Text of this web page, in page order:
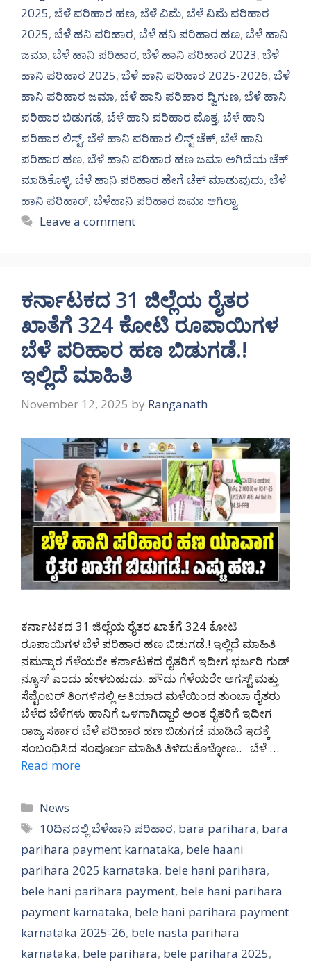
2025, ಬೆಳೆ ಪರಿಹಾರ ಹಣ, ಬೆಳೆ ವಿಮೆ, ಬೆಳೆ ವಿಮೆ ಪರಿಹಾರ
2025, ಬೆಳೆ ಹನಿ ಪರಿಹಾರ, ಬೆಳೆ ಹನಿ ಪರಿಹಾರ ಹಣ, ಬೆಳೆ ಹಾನಿ
ಜಮಾ, ಬೆಳೆ ಹಾನಿ ಪರಿಹಾರ, ಬೆಳೆ ಹಾನಿ ಪರಿಹಾರ 2023, ಬೆಳೆ
ಹಾನಿ ಪರಿಹಾರ 2025, ಬೆಳೆ ಹಾನಿ ಪರಿಹಾರ 2025-2026, ಬೆಳೆ
ಹಾನಿ ಪರಿಹಾರ ಜಮಾ, ಬೆಳೆ ಹಾನಿ ಪರಿಹಾರ ದ್ವಿಗುಣ, ಬೆಳೆ ಹಾನಿ
ಪರಿಹಾರ ಬಿಡುಗಡೆ, ಬೆಳೆ ಹಾನಿ ಪರಿಹಾರ ಮೊತ್ತ, ಬೆಳೆ ಹಾನಿ
ಪರಿಹಾರ ಲಿಸ್ಟ್, ಬೆಳೆ ಹಾನಿ ಪರಿಹಾರ ಲಿಸ್ಟ್ ಚೆಕ್, ಬೆಳೆ ಹಾನಿ
ಪರಿಹಾರ ಹಣ, ಬೆಳೆ ಹಾನಿ ಪರಿಹಾರ ಹಣ ಜಮಾ ಅಗಿದೆಯ ಚೆಕ್
ಮಾಡಿಕೊಳ್ಳಿ, ಬೆಳೆ ಹಾನಿ ಪರಿಹಾರ ಹೇಗೆ ಚೆಕ್ ಮಾಡುವುದು, ಬೆಳೆ
ಹಾನಿ ಪರಿಹಾರ್, ಬೆಳೆಹಾನಿ ಪರಿಹಾರ ಜಮಾ ಆಗಿಲ್ವಾ
Leave a comment
ಕರ್ನಾಟಕದ 31 ಜಿಲ್ಲೆಯ ರೈತರ
ಖಾತೆಗೆ 324 ಕೋಟಿ ರೂಪಾಯಿಗಳ
ಬೆಳೆ ಪರಿಹಾರ ಹಣ ಬಿಡುಗಡೆ.!
ಇಲ್ಲಿದೆ ಮಾಹಿತಿ
November 12, 2025 by Ranganath
ಕರ್ನಾಟಕದ 31 ಜಿಲ್ಲೆಯ ರೈತರ ಖಾತೆಗೆ 324 ಕೋಟಿ
ರೂಪಾಯಿಗಳ ಬೆಳೆ ಪರಿಹಾರ ಹಣ ಬಿಡುಗಡೆ.! ಇಲ್ಲಿದೆ ಮಾಹಿತಿ
ನಮಸ್ಕಾರ ಗೆಳೆಯರೇ ಕರ್ನಾಟಕದ ರೈತರಿಗೆ ಇದೀಗ ಭರ್ಜರಿ ಗುಡ್
ನ್ಯೂಸ್ ಎಂದು ಹೇಳಬಹುದು. ಹೌದು ಗೆಳೆಯರೇ ಅಗಸ್ಟ್ ಮತ್ತು
ಸೆಪ್ಟೆಂಬರ್ ತಿಂಗಳಿನಲ್ಲಿ ಅತಿಯಾದ ಮಳೆಯಿಂದ ತುಂಬಾ ರೈತರು
ಬೆಳೆದ ಬೆಳೆಗಳು ಹಾನಿಗೆ ಒಳಗಾಗಿದ್ದಾರೆ ಅಂತ ರೈತರಿಗೆ ಇದೀಗ
ರಾಜ್ಯ ಸರ್ಕಾರ ಬೆಳೆ ಪರಿಹಾರ ಹಣ ಬಿಡುಗಡೆ ಮಾಡಿದೆ ಇದಕ್ಕೆ
ಸಂಬಂಧಿಸಿದ ಸಂಪೂರ್ಣ ಮಾಹಿತಿ ತಿಳಿದುಕೊಳ್ಳೋಣ.. ಬೆಳೆ …
Read more
Categories
News
Tags
10ದಿನದಲ್ಲಿ ಬೆಳೆಹಾನಿ ಪರಿಹಾರ, bara parihara, bara
parihara payment karnataka, bele haani
parihara 2025 karnataka, bele hani parihara,
bele hani parihara payment, bele hani parihara
payment karnataka, bele hani parihara payment
karnataka 2025-26, bele nasta parihara
karnataka, bele parihara, bele parihara 2025,